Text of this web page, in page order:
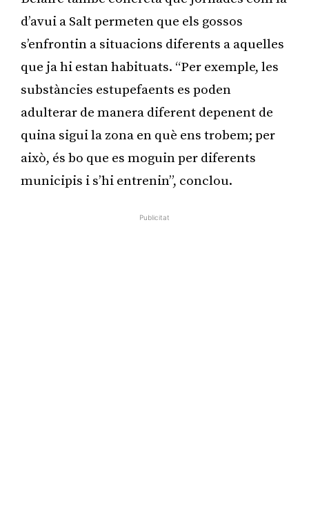
d’avui a Salt permeten que els gossos
s’enfrontin a situacions diferents a aquelles
que ja hi estan habituats. “Per exemple, les
substàncies estupefaents es poden
adulterar de manera diferent depenent de
quina sigui la zona en què ens trobem; per
això, és bo que es moguin per diferents
municipis i s’hi entrenin”, conclou.
Publicitat